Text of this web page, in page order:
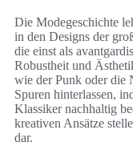
Die Modegeschichte
in den Designs der
die einst als
Robustheit und
wie der Punk oder die
Spuren hinterlassen,
Klassiker nachhaltig
kreativen Ansätze
dar.